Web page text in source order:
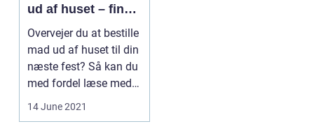
ud af huset – find
det online
Overvejer du at bestille
mad ud af huset til din
næste fest? Så kan du
med fordel læse med i
det føl...
14 June 2021